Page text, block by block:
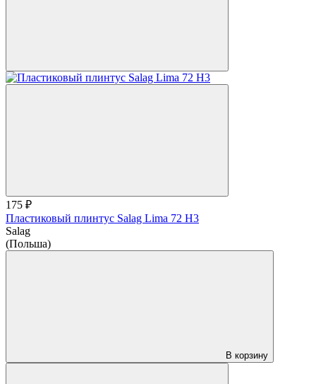
175 ₽
Пластиковый плинтус Salag Lima 72 H3
Salag
(Польша)
В корзину